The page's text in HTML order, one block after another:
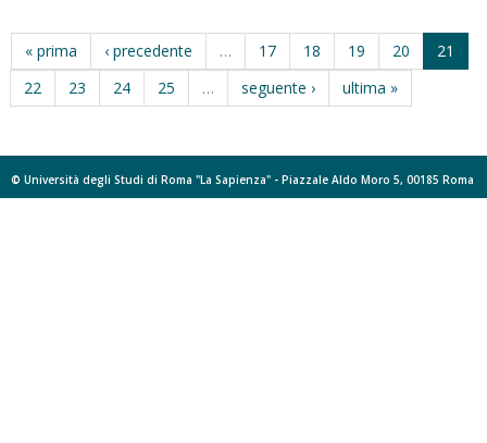
« prima ‹ precedente … 17 18 19 20
21
22
23 24 25 … seguente › ultima »
© Università degli Studi di Roma "La Sapienza" - Piazzale Aldo Moro 5, 00185 Roma